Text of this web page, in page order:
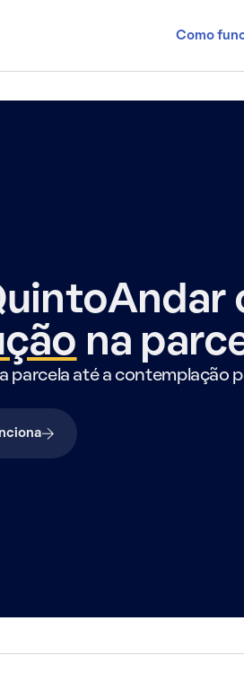
Como
na
parcela até a contemplação